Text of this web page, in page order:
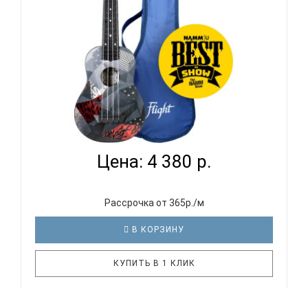
FLIGHT TUS 21P - УКУЛЕЛЕ СОПРАНО
Цена: 4 380 р.
Рассрочка от 365р./м
В КОРЗИНУ
КУПИТЬ В 1 КЛИК